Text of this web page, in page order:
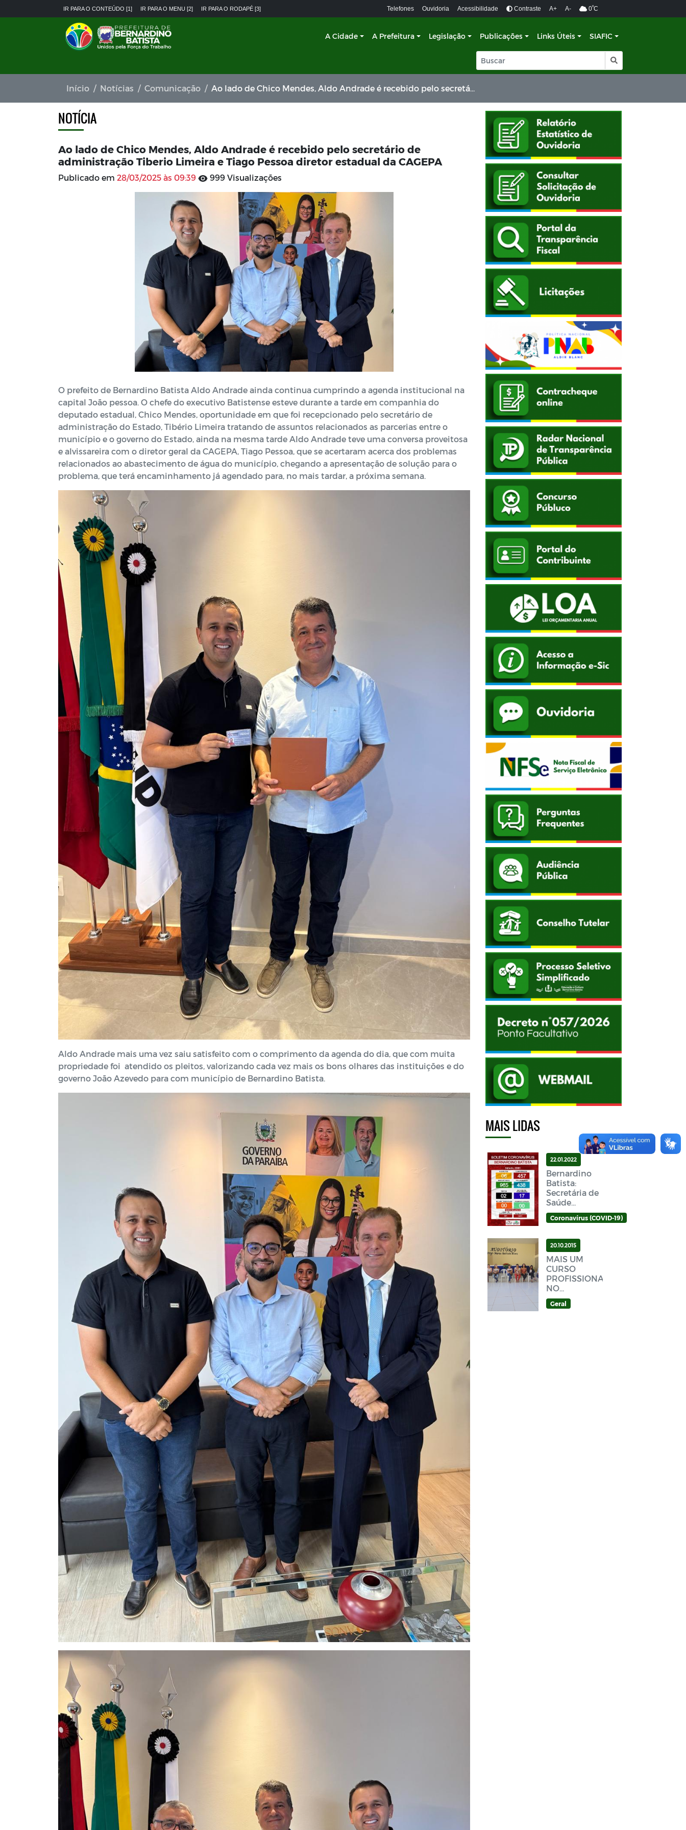
IR PARA O CONTEÚDO [1] IR PARA O MENU [2] IR PARA O RODAPÉ [3] Telefones Ouvidoria Acessibilidade Contraste A+ A- 0ºC
A Cidade A Prefeitura Legislação Publicações Links Úteis SIAFIC
Início Notícias Comunicação Ao lado de Chico Mendes, Aldo Andrade é recebido pelo secretário de administração Tiberio Limeira e Tiago Pessoa diretor estadual da CAGEPA
NOTÍCIA
Ao lado de Chico Mendes, Aldo Andrade é recebido pelo secretário de
administração Tiberio Limeira e Tiago Pessoa diretor estadual da CAGEPA
Publicado em 28/03/2025 às 09:39 999 Visualizações
O prefeito de Bernardino Batista Aldo Andrade ainda continua cumprindo a agenda institucional na
capital João pessoa. O chefe do executivo Batistense esteve durante a tarde em companhia do
deputado estadual, Chico Mendes, oportunidade em que foi recepcionado pelo secretário de
administração do Estado, Tibério Limeira tratando de assuntos relacionados as parcerias entre o
município e o governo do Estado, ainda na mesma tarde Aldo Andrade teve uma conversa proveitosa
e alvissareira com o diretor geral da CAGEPA, Tiago Pessoa, que se acertaram acerca dos problemas
relacionados ao abastecimento de água do município, chegando a apresentação de solução para o
problema, que terá encaminhamento já agendado para, no mais tardar, a próxima semana.
Aldo Andrade mais uma vez saiu satisfeito com o comprimento da agenda do dia, que com muita
propriedade foi atendido os pleitos, valorizando cada vez mais os bons olhares das instituições e do
governo João Azevedo para com município de Bernardino Batista.
MAIS LIDAS
22.01.2022
Bernardino
Batista:
Secretária de
Saúde
divulga novo
Boletim
Covid-19
neste sábado
(22/01)
Coronavírus (COVID-19)
20.10.2015
MAIS UM
CURSO
PROFISSIONALIZANTE
NO
MUNICÍPIO
Geral